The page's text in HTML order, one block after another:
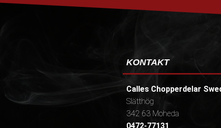
KONTAKT
Calles Chopperdelar
Slätthög
342 63 Moheda
0472-77131